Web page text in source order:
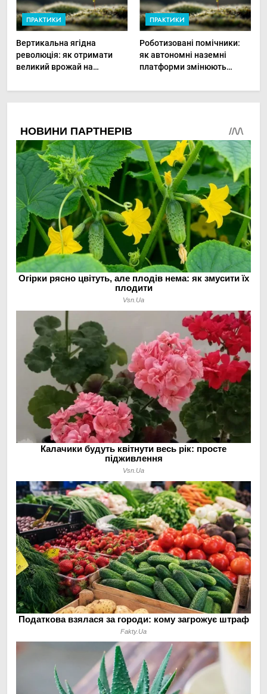
ПРАКТИКИ
Вертикальна ягідна
революція: як отримати
великий врожай на
ПРАКТИКИ
Роботизовані помічники:
як автономні наземні
платформи змінюють
овочами